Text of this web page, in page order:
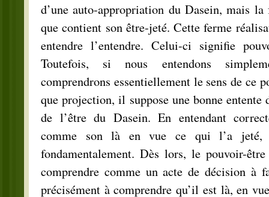
d’une auto-appropriation du Dasein, mais
que contient son être-jeté. Cette ferme
entendre l’entendre. Celui-ci signifie
Toutefois, si nous entendons
comprendrons essentiellement le sens de ce
que projection, il suppose une bonne entente
de l’être du Dasein. En entendant
comme son là en vue ce qui l’a jeté,
fondamentalement. Dès lors, le pouvoir-
comprendre comme un acte de décision à
précisément à comprendre qu’il est là, en